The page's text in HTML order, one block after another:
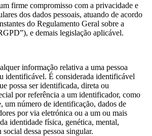
firme compromisso com a privacidade e
dos dados pessoais, atuando de acordo
do Regulamento Geral sobre a
e demais legislação aplicável.
informação relativa a uma pessoa
identificável. É considerada identificável
possa ser identificada, direta ou
por referência a um identificador, como
um número de identificação, dados de
por via eletrónica ou a um ou mais
identidade física, genética, mental,
dessa pessoa singular.